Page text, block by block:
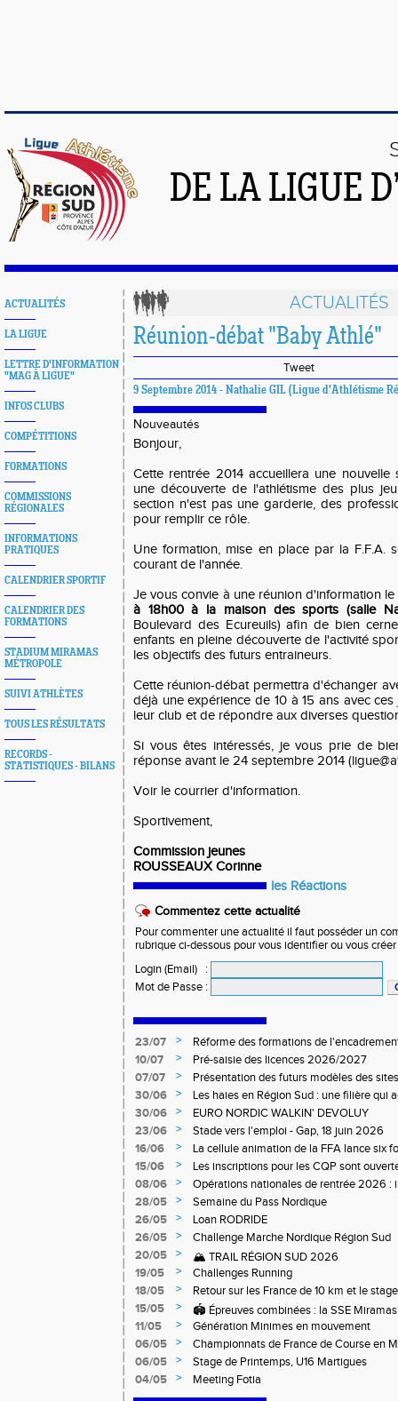
DE LA LIGUE
ACTUALITÉS
LA LIGUE
LETTRE D'INFORMATION
"MAG À LIGUE"
INFOS CLUBS
COMPÉTITIONS
FORMATIONS
COMMISSIONS
RÉGIONALES
INFORMATIONS
PRATIQUES
CALENDRIER SPORTIF
CALENDRIER DES
FORMATIONS
STADIUM MIRAMAS
MÉTROPOLE
SUIVI ATHLÈTES
TOUS LES RÉSULTATS
RECORDS -
STATISTIQUES - BILANS
ACTUALITÉS
Réunion-débat "Baby Athlé"
Tweet
9 Septembre 2014 - Nathalie GIL (Ligue d'Athlétisme
Nouveautés
Bonjour,
Cette rentrée 2014 accueillera une nouvelle
une découverte de l'athlétisme des plus
section n'est pas une garderie, des
pour remplir ce rôle.
Une formation, mise en place par la F.F.A.
courant de l'année.
Je vous convie à une réunion d'information le
à 18h00 à la maison des sports (salle
Boulevard des Ecureuils) afin de bien
enfants en pleine découverte de l'activité
les objectifs des futurs entraineurs.
Cette réunion-débat permettra d'échanger
déjà une expérience de 10 à 15 ans avec
leur club et de répondre aux diverses
Si vous êtes intéressés, je vous prie de
réponse avant le 24 septembre 2014
Voir le courrier d'information.
Sportivement,
Commission jeunes
ROUSSEAUX Corinne
les Réactions
Commentez cette actualité
Pour commenter une actualité il faut posséder un
rubrique ci-dessous pour vous identifier ou vous
Login (Email)
:
Mot de Passe :
23/07 >
Réforme des formations de
10/07
>
Pré-saisie des licences 2026/2027
07/07
>
Présentation des futurs modèles des
30/06
>
Les haies en Région Sud : une filière qui
30/06
>
EURO NORDIC WALKIN' DEVOLUY
23/06
>
Stade vers l'emploi - Gap, 18 juin 2026
16/06
>
La cellule animation de la FFA lance six
Niveau 1 et 3 pour ACR Niveau 2)
15/06 >
Les inscriptions pour les CQP sont
Qualification Professionnelle)
08/06 >
Opérations nationales de rentrée 2026 :
28/05
>
Semaine du Pass Nordique
26/05
>
Loan RODRIDE
26/05
>
Challenge Marche Nordique Région Sud
20/05
>
🏔️ TRAIL RÉGION SUD 2026
19/05
>
Challenges Running
18/05
>
Retour sur les France de 10 km et le
off-road à Briançon
15/05 >
🏟️ Épreuves combinées : la SSE
11/05
>
Génération Minimes en mouvement
06/05
>
Championnats de France de Course en
06/05
>
Stage de Printemps, U16 Martigues
04/05
> Meeting Fotia